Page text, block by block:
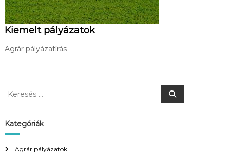
Kiemelt pályázatok
Agrár pályázatírás
K
e
s
s
K
s
Kategóriák
Agrár pályázatok